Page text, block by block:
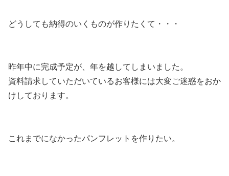
どうしても納得のいくものが作りたくて・・・
昨年中に完成予定が、年を越してしまいました。
資料請求していただいているお客様には大変ご迷惑をおか
けしております。
これまでになかったパンフレットを作りたい。